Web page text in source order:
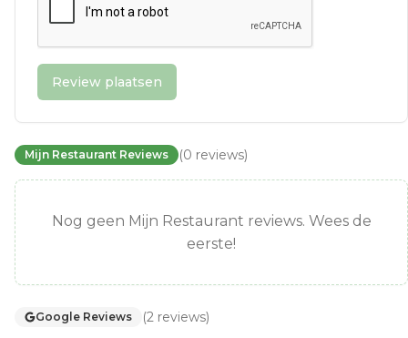
Review plaatsen
Mijn Restaurant Reviews (0 reviews)
Nog geen Mijn Restaurant reviews. Wees de
eerste!
Google Reviews (2 reviews)